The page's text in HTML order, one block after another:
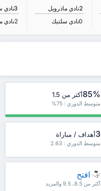
نادي ماذرويل2
نادي سلتيك0
نادي3
نادي2
85%أكثر من 1.5
متوسط الدوري : 75%
3أهداف / مباراة
متوسط الدوري : 2.63
افتح
أكثر من 8.5، 9.5 والمزيد